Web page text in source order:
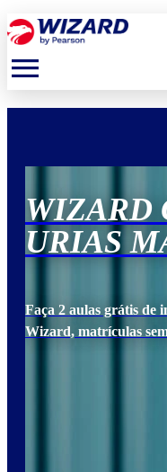
menu
WIZARD
URIAS
Faça 2 aulas grátis de
Wizard, matrículas